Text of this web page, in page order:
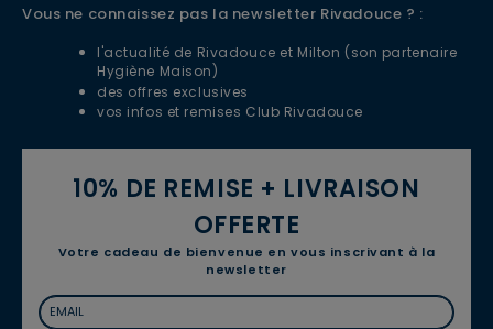
Vous ne connaissez pas la newsletter Rivadouce ? :
l'actualité de Rivadouce et Milton (son partenaire
Hygiène Maison)
des offres exclusives
vos infos et remises Club Rivadouce
10% DE REMISE + LIVRAISON
OFFERTE
Votre cadeau de bienvenue en vous inscrivant à la
newsletter